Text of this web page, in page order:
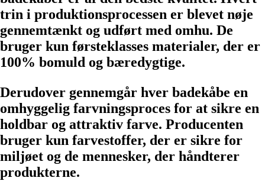
trin i produktionsprocessen er blevet nøje
gennemtænkt og udført med omhu. De
bruger kun førsteklasses materialer, der er
100% bomuld og bæredygtige.
Derudover gennemgår hver badekåbe en
omhyggelig farvningsproces for at sikre en
holdbar og attraktiv farve. Producenten
bruger kun farvestoffer, der er sikre for
miljøet og de mennesker, der håndterer
produkterne.